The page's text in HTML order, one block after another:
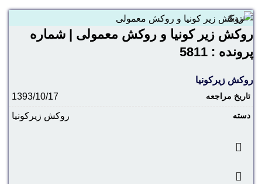
نزدیک
روکش زیر کونیا و روکش معمولی | شماره
پرونده : 5811
روکش زیرکونیا
تاریخ مراجعه 1393/10/17
دسته روکش زیرکونیا